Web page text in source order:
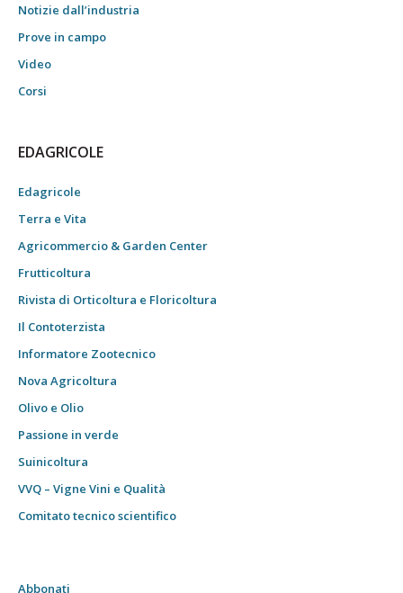
Notizie dall’industria
Prove in campo
Video
Corsi
EDAGRICOLE
Edagricole
Terra e Vita
Agricommercio & Garden Center
Frutticoltura
Rivista di Orticoltura e Floricoltura
Il Contoterzista
Informatore Zootecnico
Nova Agricoltura
Olivo e Olio
Passione in verde
Suinicoltura
VVQ – Vigne Vini e Qualità
Comitato tecnico scientifico
Abbonati